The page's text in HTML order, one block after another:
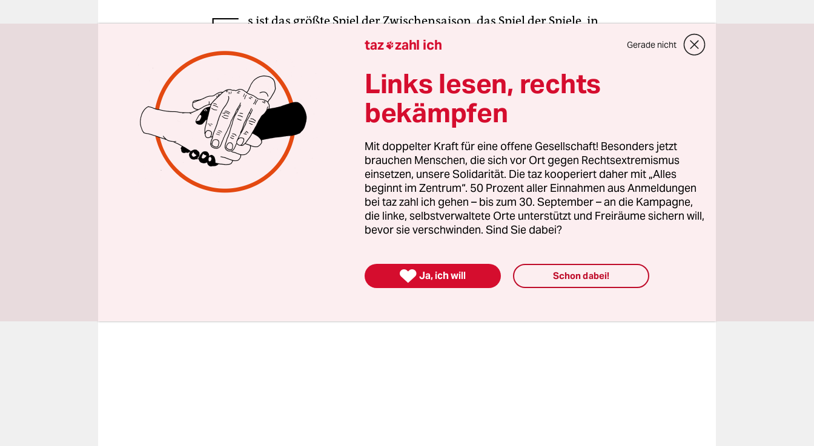
E s ist das größte Spiel der Zwischensaison, das Spiel der Spiele, in
denen es um nichts geht. Am Mittwoch treffen die schönsten
Fußballmannschaften, die Europa zu bieten hat, aufeinander.
Der FC Bayern empfängt den FC Barcelona – und Pep Guardiola, das
Genie, der Vollkommene, diese Mensch gewordene Idee vom Fußball,
trifft als Trainer zum ersten Mal auf die Mannschaft, die er einst den
perfekten Fußball lehrte.
Natürlich ist das Spiel ausverkauft, ein öffentlich-rechtlicher Sender
überträgt die Partie – Siegerehrung inklusive, bei der dem Kapitän des
Gewinnerteams der Uli-Hoeneß-Cup überreicht wird. Das Spiel ist ein
Geburtstagsgeschenk des FC Bayern an seinen Präsidenten. Es ist als
Benefizspiel angekündigt, und Uli Hoeneß freut sich schon, dass er den
taz zahl ich Gerade nicht
Links lesen, rechts
bekämpfen
Mit doppelter Kraft für eine offene Gesellschaft! Besonders jetzt
brauchen Menschen, die sich vor Ort gegen Rechtsextremismus
einsetzen, unsere Solidarität. Die taz kooperiert daher mit „Alles
beginnt im Zentrum“. 50 Prozent aller Einnahmen aus Anmeldungen
bei taz zahl ich gehen – bis zum 30. September – an die Kampagne,
die linke, selbstverwaltete Orte unterstützt und Freiräume sichern will,
bevor sie verschwinden. Sind Sie dabei?
 Ja, ich will Schon dabei!